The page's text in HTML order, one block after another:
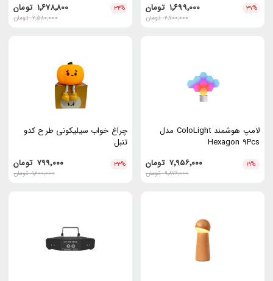
۳۷% ۱٬۶۹۹٬۰۰۰ تومان
۲٬۷۰۰٬۰۰۰تومان
۳۴% ۱٬۶۷۸٬۸۰۰تومان
۲٬۵۸۰٬۰۰۰تومان
لامپ هوشمند ColoLight مدل
Hexagon 9Pcs
۱۹% ۷٬۹۵۶٬۰۰۰ تومان
۹٬۸۷۶٬۰۰۰تومان
چراغ خواب سیلیکونی طرح کدو
تنبل
۳۳% ۷۹۹٬۰۰۰تومان
۱٬۲۰۰٬۰۰۰تومان